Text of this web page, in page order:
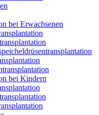
bei Erwachsenen
bei Kindern